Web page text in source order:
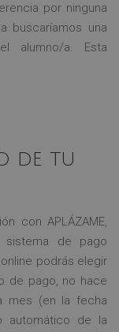
por ninguna
buscaríamos una
alumno/a. Esta
DE TU
con APLÁZAME,
sistema de pago
podrás elegir
de pago, no hace
mes (en la fecha
automático de la